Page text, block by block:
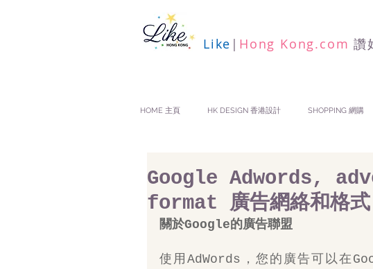
Like | Hong Kong.com 讚
HOME 主頁 HK DESIGN 香港設計 SHOPPING 網購
Google Adwords,
format 廣告網絡和格式
關於Google的廣告聯盟
使用AdWords，您的廣告可以在